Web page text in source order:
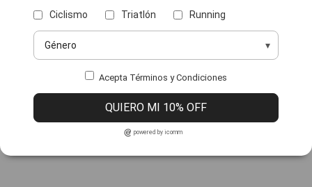
Ciclismo Triatlón Running
Acepta Términos y Condiciones
QUIERO MI 10% OFF
powered by icomm